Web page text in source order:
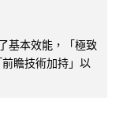
基本效能，「極致
瞻技術加持」以